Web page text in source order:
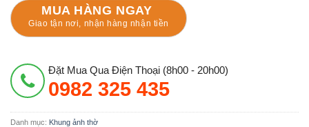
MUA HÀNG NGAY
Giao tận nơi, nhận hàng nhận tiền
Đặt Mua Qua Điện Thoại (8h00 - 20h00)
0982 325 435
Danh mục: Khung ảnh thờ